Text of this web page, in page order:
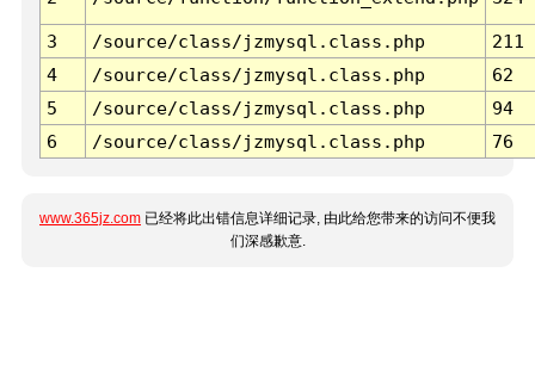
3 /source/class/jzmysql.class.php
211
4
/source/class/jzmysql.class.php
62
5
/source/class/jzmysql.class.php
94
6
/source/class/jzmysql.class.php 76
www.365jz.com 已经将此出错信息详细记录, 由此给您带来的访问不便我
们深感歉意.